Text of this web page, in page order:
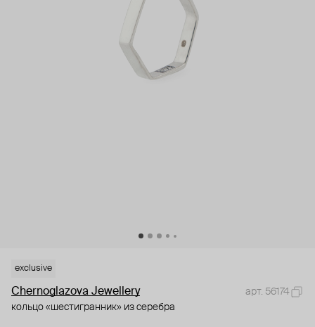
exclusive
Chernoglazova Jewellery
арт. 56174
кольцо «шестигранник» из серебра